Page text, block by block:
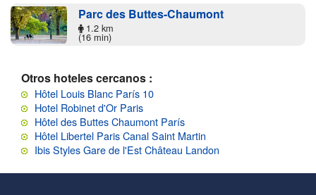
Parc des Buttes-Chaumont
1.2 km
(16 min)
Otros hoteles cercanos :
Hôtel Louis Blanc París 10
Hotel Robinet d'Or Paris
Hôtel des Buttes Chaumont París
Hôtel Libertel Paris Canal Saint Martin
Ibis Styles Gare de l'Est Château Landon